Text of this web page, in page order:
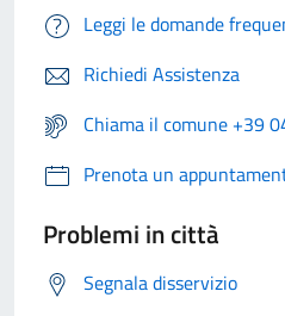
Leggi le domande
Richiedi Assistenza
Chiama il comune +39
Prenota un
Problemi in città
Segnala disservizio